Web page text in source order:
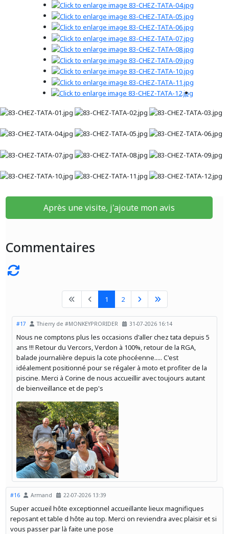
Après une visite, j'ajoute mon avis
Commentaires
1 2
#17 Thierry de #MONKEYPRORIDER 31-07-2026 16:14
Nous ne comptons plus les occasions d'aller chez tata depuis 5
ans !!! Retour du Vercors, Verdon à 100%, retour de la RGA,
balade journalière depuis la cote phocéenne..... C'est
idéalement positionné pour se régaler à moto et profiter de la
piscine. Merci à Corine de nous accueillir avec toujours autant
de bienveillance et de pep's
#16 Armand 22-07-2026 13:39
Super accueil hôte exceptionnel accueillante lieux magnifiques
reposant et table d hôte au top. Merci on reviendra avec plaisir et si
vous passer par là faite une pose